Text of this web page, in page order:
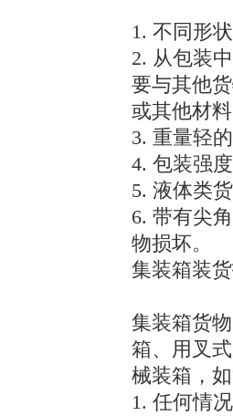
1. 不同形
2. 从包装
要与其他
或其他材
3. 重量轻
4. 包装强
5. 液体类
6. 带有尖
物损坏。
集装箱装
集装箱货
箱、用叉
械装箱，
1. 任何情